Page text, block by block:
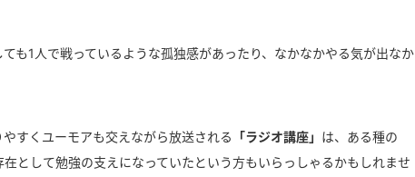
も1人で戦っているような孤独感があったり、なかなかやる気が出なか
すくユーモアも交えながら放送される 「ラジオ講座」 は、ある種の
在として勉強の支えになっていたという方もいらっしゃるかもしれませ